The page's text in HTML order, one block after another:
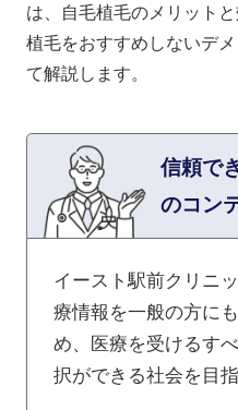
は、自毛植毛のメリット
植毛をおすすめしないデ
て解説します。
信頼で
のコン
イースト駅前クリニ
療情報を一般の方に
め、医療を受けるす
択ができる社会を目